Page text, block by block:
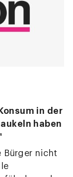
in der
haben
Bürger nicht